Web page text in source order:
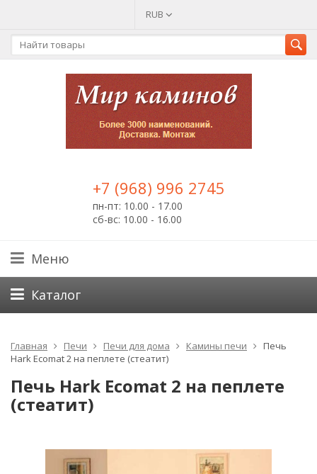
RUB
+7 (968) 996 2745
пн-пт: 10.00 - 17.00
сб-вс: 10.00 - 16.00
Меню
Каталог
Главная Печи Печи для дома Камины печи
Печь
Hark Ecomat 2 на пеплете (стеатит)
Печь Hark Ecomat 2 на пеплете
(стеатит)